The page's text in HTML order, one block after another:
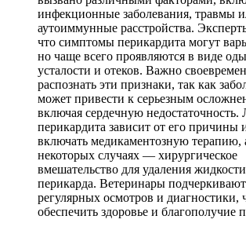
инфекционные заболевания, травмы
аутоиммунные расстройства.
что симптомы перикардита могут
но чаще всего проявляются в виде
усталости и отеков. Важно
распознать эти признаки, так как
может привести к серьезным
включая сердечную недостаточность.
перикардита зависит от его причины
включать медикаментозную терапию,
некоторых случаях — хирургическое
вмешательство для удаления
перикарда. Ветеринары
регулярных осмотров и диагностики,
обеспечить здоровье и благополучие